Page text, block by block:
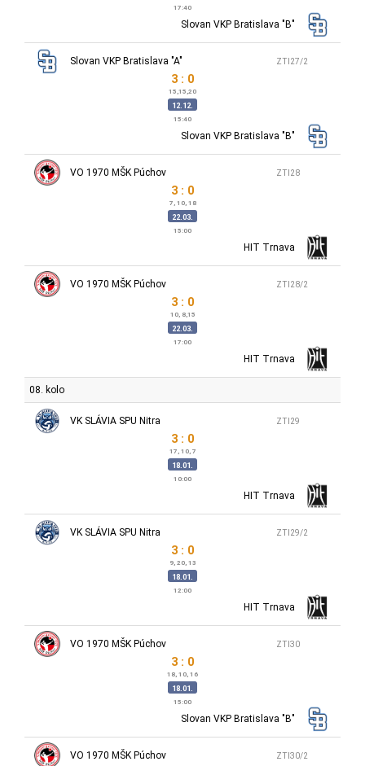
17:40
Slovan VKP Bratislava "B"
ZTI27/2
Slovan VKP Bratislava "A"
3 : 0
15,15,20
12.12.
15:40
Slovan VKP Bratislava "B"
ZTI28
VO 1970 MŠK Púchov
3 : 0
7, 10, 18
22.03.
15:00
HIT Trnava
ZTI28/2
VO 1970 MŠK Púchov
3 : 0
10, 8,15
22.03.
17:00
HIT Trnava
08. kolo
ZTI29
VK SLÁVIA SPU Nitra
3 : 0
17, 10, 7
18.01.
10:00
HIT Trnava
ZTI29/2
VK SLÁVIA SPU Nitra
3 : 0
9, 20, 13
18.01.
12:00
HIT Trnava
ZTI30
VO 1970 MŠK Púchov
3 : 0
18, 10, 16
18.01.
15:00
Slovan VKP Bratislava "B"
ZTI30/2
VO 1970 MŠK Púchov